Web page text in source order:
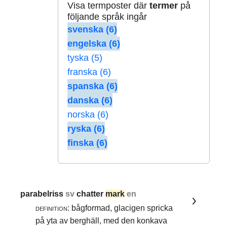
Visa termposter där termerpå
följande språk ingår
svenska (6)
engelska (6)
tyska (5)
franska (6)
spanska (6)
danska (6)
norska (6)
ryska (6)
finska (6)
parabelrisssvchatter mark en
definition: bågformad, glacigen spricka
på yta av berghäll, med den konkava